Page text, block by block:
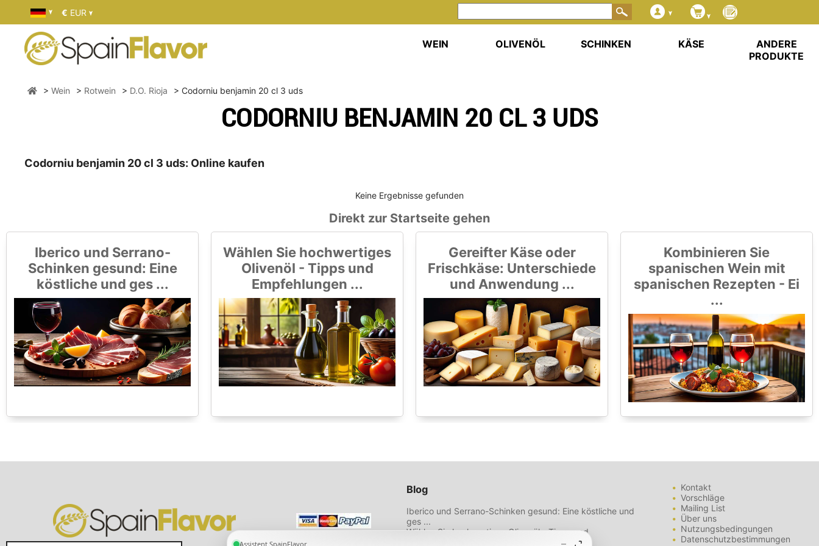
CODORNIU BENJAMIN 20 CL 3 UDS
Codorniu benjamin 20 cl 3 uds: Online kaufen
Keine Ergebnisse gefunden
Direkt zur Startseite gehen
Iberico und Serrano-
Schinken gesund: Eine
köstliche und ges ...
Wählen Sie hochwertiges
Olivenöl - Tipps und
Empfehlungen ...
Gereifter Käse oder
Frischkäse: Unterschiede
und Anwendung ...
Kombinieren Sie
spanischen Wein mit
spanischen Rezepten - Ei
...
€ EUR
WEIN OLIVENÖL SCHINKEN KÄSE
ANDERE
PRODUKTE
Wein Rotwein D.O. Rioja Codorniu benjamin 20 cl 3 uds
Blog
Iberico und Serrano-Schinken gesund: Eine köstliche und
ges ...
Wählen Sie hochwertiges Olivenöl - Tipps und
Kontakt
Vorschläge
Mailing List
Über uns
Nutzungsbedingungen
Datenschutzbestimmungen